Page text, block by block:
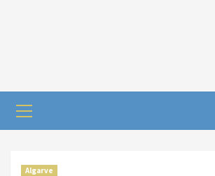
Algarve